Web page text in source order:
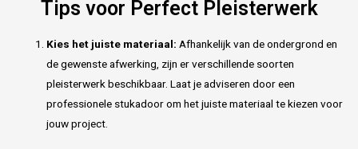
Tips voor Perfect Pleisterwerk
Kies het juiste materiaal: Afhankelijk van de ondergrond en
de gewenste afwerking, zijn er verschillende soorten
pleisterwerk beschikbaar. Laat je adviseren door een
professionele stukadoor om het juiste materiaal te kiezen voor
jouw project.